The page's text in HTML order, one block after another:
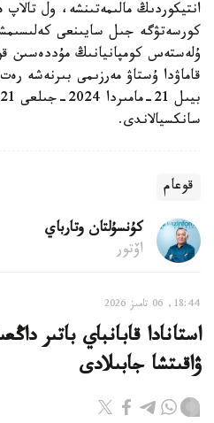
انتيكوردىڭ مالىمەتىنشە، ول تالاپ
كورسەتۋگە جىل سايىنعى
ۇلەستەس كومپانيانىڭ
قاماۋدا ۇستاۋ مەرزىمى بىرنەشە
سانكسيالاندى.
قوعام
كۇنسۇلتان وتارباي
اۆتور
18:44, 06 تامىز 2026
استانادا قابانباي باتىر
ۋاقىتشا جابىلادى